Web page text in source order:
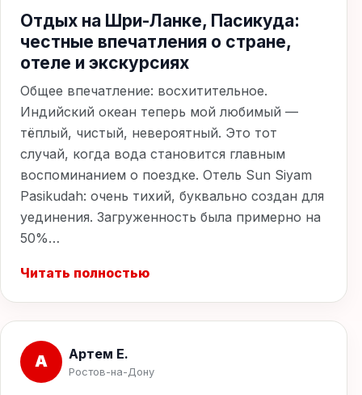
Отдых на Шри-Ланке, Пасикуда:
честные впечатления о стране,
отеле и экскурсиях
Общее впечатление: восхитительное.
Индийский океан теперь мой любимый —
тёплый, чистый, невероятный. Это тот
случай, когда вода становится главным
воспоминанием о поездке. Отель Sun Siyam
Pasikudah: очень тихий, буквально создан для
уединения. Загруженность была примерно на
50%…
Читать полностью
А Артем Е.
Ростов-на-Дону